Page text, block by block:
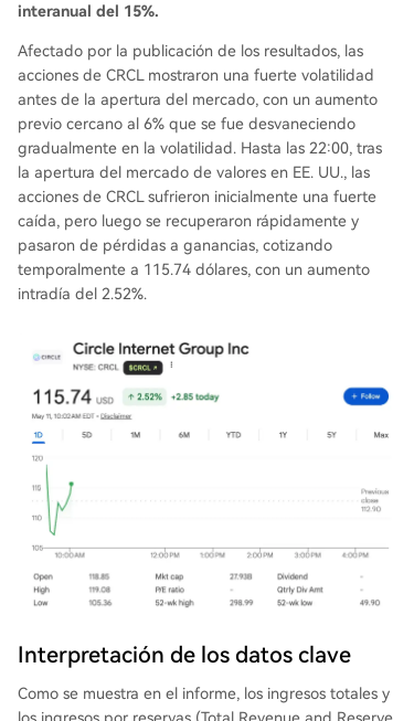
interanual del 15%.
Afectado por la publicación de los resultados, las
acciones de CRCL mostraron una fuerte volatilidad
antes de la apertura del mercado, con un aumento
previo cercano al 6% que se fue desvaneciendo
gradualmente en la volatilidad. Hasta las 22:00, tras
la apertura del mercado de valores en EE. UU., las
acciones de CRCL sufrieron inicialmente una fuerte
caída, pero luego se recuperaron rápidamente y
pasaron de pérdidas a ganancias, cotizando
temporalmente a 115.74 dólares, con un aumento
intradía del 2.52%.
Interpretación de los datos clave
Como se muestra en el informe, los ingresos totales y